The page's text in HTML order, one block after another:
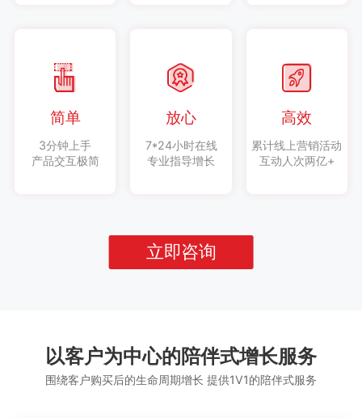
简单
3分钟上手
产品交互极简
放心
7*24小时在线
专业指导增长
高效
累计线上营销活动
互动人次两亿+
立即咨询
以客户为中心的陪伴式增长服务
围绕客户购买后的生命周期增长 提供1V1的陪伴式服务